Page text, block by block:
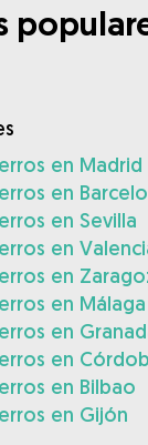
en Madrid
en
en Sevilla
en
en
en Málaga
en
en
en Bilbao
en Gijón